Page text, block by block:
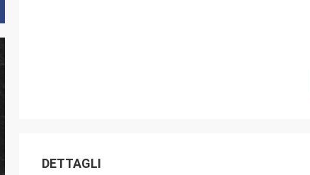
continuamente fino ad ora.
DETTAGLI